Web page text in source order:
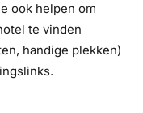
ook helpen om
te vinden
handige plekken)